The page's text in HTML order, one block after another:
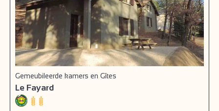
Gemeubileerde kamers en Gîtes
Le Fayard